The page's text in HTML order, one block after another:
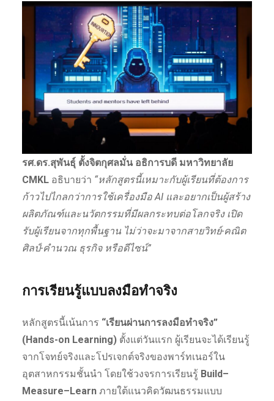
รศ.ดร.สุพันธุ์ ตั้งจิตกุศลมั่น อธิการบดี มหาวิทยาลัย
CMKLอธิบายว่า “หลักสูตรนี้เหมาะกับผู้เรียนที่ต้องการ
ก้าวไปไกลกว่าการใช้เครื่องมือ AI และอยากเป็นผู้สร้าง
ผลิตภัณฑ์และนวัตกรรมที่มีผลกระทบต่อโลกจริง เปิด
รับผู้เรียนจากทุกพื้นฐาน ไม่ว่าจะมาจากสายวิทย์-คณิต
ศิลป์-คำนวณ ธุรกิจ หรือดีไซน์”
การเรียนรู้แบบลงมือทำจริง
หลักสูตรนี้เน้นการ “เรียนผ่านการลงมือทำจริง”
(Hands-on Learning)ตั้งแต่วันแรก ผู้เรียนจะได้เรียนรู้
จากโจทย์จริงและโปรเจกต์จริงของพาร์ทเนอร์ใน
อุตสาหกรรมชั้นนำ โดยใช้วงจรการเรียนรู้ Build–
Measure–Learnภายใต้แนวคิดวัฒนธรรมแบบ